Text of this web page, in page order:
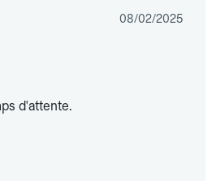
08/02/2025
d'attente.